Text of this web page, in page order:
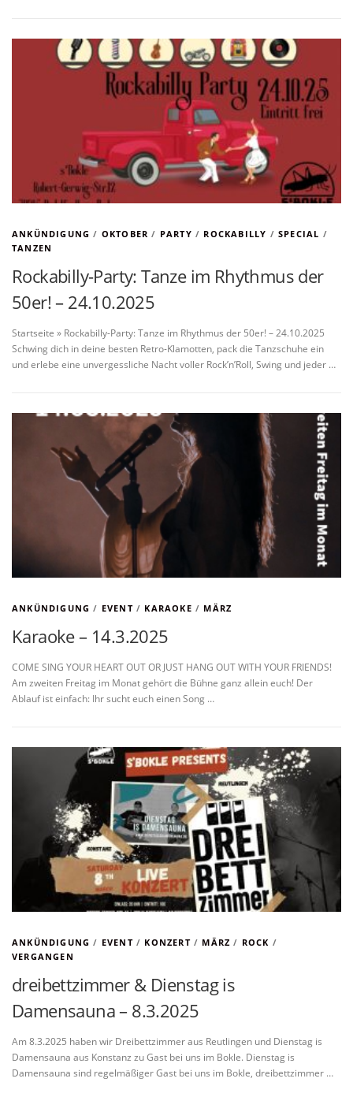
ANKÜNDIGUNG / OKTOBER / PARTY / ROCKABILLY /SPECIAL /
TANZEN
Rockabilly-Party: Tanze im Rhythmus der
50er! – 24.10.2025
Startseite » Rockabilly-Party: Tanze im Rhythmus der 50er! – 24.10.2025
Schwing dich in deine besten Retro-Klamotten, pack die Tanzschuhe ein
und erlebe eine unvergessliche Nacht voller Rock’n’Roll, Swing und jeder …
ANKÜNDIGUNG / EVENT/ KARAOKE / MÄRZ
Karaoke – 14.3.2025
COME SING YOUR HEART OUT OR JUST HANG OUT WITH YOUR FRIENDS!
Am zweiten Freitag im Monat gehört die Bühne ganz allein euch! Der
Ablauf ist einfach: Ihr sucht euch einen Song …
ANKÜNDIGUNG / EVENT/ KONZERT/ MÄRZ / ROCK /
VERGANGEN
dreibettzimmer & Dienstag is
Damensauna – 8.3.2025
Am 8.3.2025 haben wir Dreibettzimmer aus Reutlingen und Dienstag is
Damensauna aus Konstanz zu Gast bei uns im Bokle. Dienstag is
Damensauna sind regelmäßiger Gast bei uns im Bokle, dreibettzimmer …